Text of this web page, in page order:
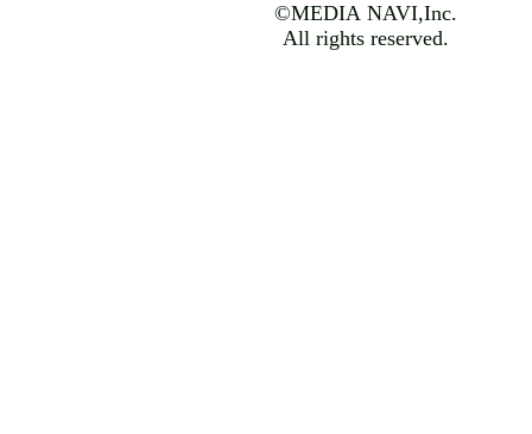
©MEDIA NAVI,Inc.
All rights reserved.